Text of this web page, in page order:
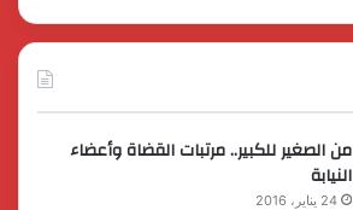
من الصغير للكبير.. مرتبات القضاة وأعضاء
النيابة
24 يناير، 2016